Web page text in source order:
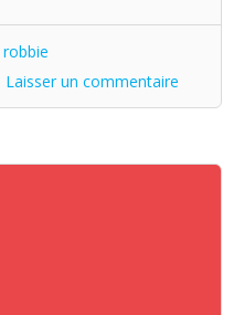
robbie
Laisser un commentaire